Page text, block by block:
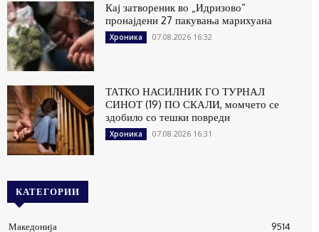
Кај затвореник во „Идризово“
пронајдени 27 пакувања марихуана
Хроника 07.08.2026 16:32
ТАТКО НАСИЛНИК ГО ТУРНАЛ
СИНОТ (19) ПО СКАЛИ, момчето се
здобило со тешки повреди
Хроника 07.08.2026 16:31
КАТЕГОРИИ
Македонија 9514